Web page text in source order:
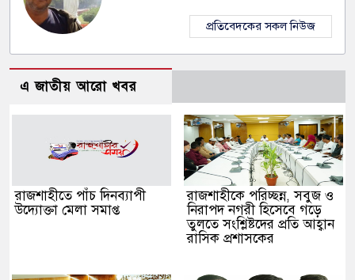
প্রতিবেদকের সকল নিউজ
এ জাতীয় আরো খবর
রাজশাহীতে পাঁচ দিনব্যাপী
উদ্যোক্তা মেলা সমাপ্ত
রাজশাহীকে পরিচ্ছন্ন, সবুজ ও
নিরাপদ নগরী হিসেবে গড়ে
তুলতে সংশ্লিষ্টদের প্রতি আহ্বান
রাসিক প্রশাসকের